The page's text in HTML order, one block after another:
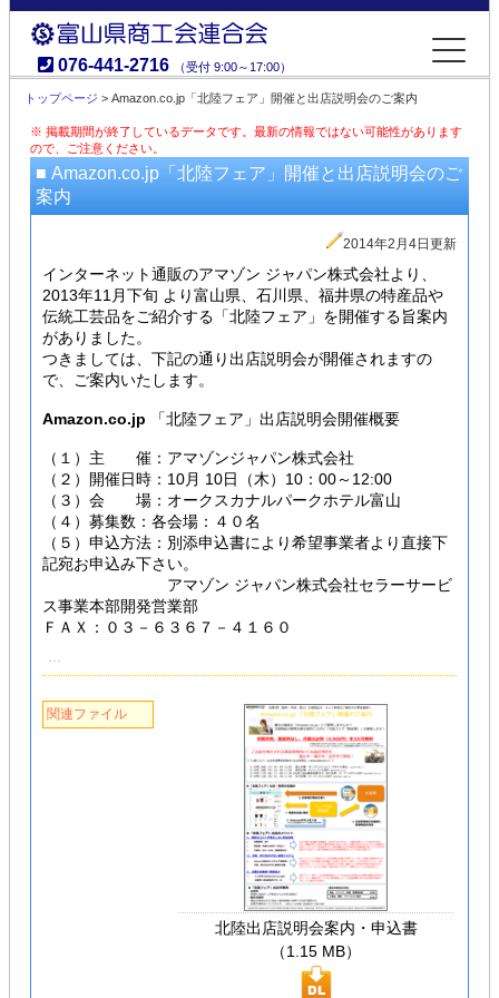
富山県商工会連合会
076-441-2716 （受付 9:00～17:00）
トップページ > Amazon.co.jp「北陸フェア」開催と出店説明会のご案内
※ 掲載期間が終了しているデータです。最新の情報ではない可能性があります
ので、ご注意ください。
■ Amazon.co.jp「北陸フェア」開催と出店説明会のご
案内
2014年2月4日更新
インターネット通販のアマゾン ジャパン株式会社より、
2013年11月下旬 より富山県、石川県、福井県の特産品や
伝統工芸品をご紹介する「北陸フェア」を開催する旨案内
がありました。
つきましては、下記の通り出店説明会が開催されますの
で、ご案内いたします。
Amazon.co.jp 「北陸フェア」出店説明会開催概要
（１）主 催：アマゾンジャパン株式会社
（２）開催日時：10月 10日（木）10：00～12:00
（３）会 場：オークスカナルパークホテル富山
（４）募集数：各会場：４０名
（５）申込方法：別添申込書により希望事業者より直接下
記宛お申込み下さい。
アマゾン ジャパン株式会社セラーサービ
ス事業本部開発営業部
ＦＡＸ：０３－６３６７－４１６０
関連ファイル
北陸出店説明会案内・申込書
（1.15 MB）